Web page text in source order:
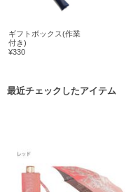
ギフトボックス(作業
付き)
¥330
最近チェックしたアイテム